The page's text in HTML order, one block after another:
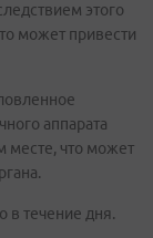
этого
может привести
аппарата
месте, что может
в течение дня.